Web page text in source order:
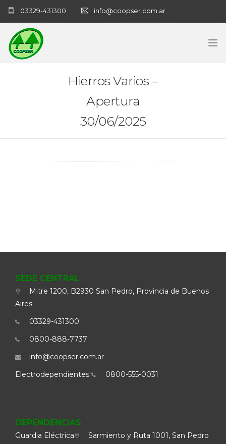
03329-431300 info@coopser.com.ar
Hierros Varios –
Apertura
30/06/2025
SEDE CENTRAL
Mitre 1200, B2930 San Pedro, Provincia de Buenos
Aires
03329-431300
0800-888-7737
info@coopser.com.ar
Electrodependientes
0800-555-0031
DEPENDENCIAS
Guardia Eléctrica
Sarmiento y Ruta 1001, San Pedro